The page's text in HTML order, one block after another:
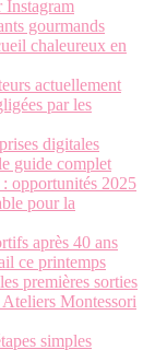
Instagram
gourmands
chaleureux en
actuellement
par les
digitales
guide complet
opportunités 2025
pour la
après 40 ans
ce printemps
premières sorties
Montessori
simples